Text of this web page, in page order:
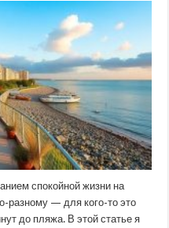
Квартира
Сочи
моря:
практическое
руководство
для
тех,
кто
хочет
жить
удобно
и
разумно
вложиться
спокойной жизни на
разному — для кого-то это
до пляжа. В этой статье я